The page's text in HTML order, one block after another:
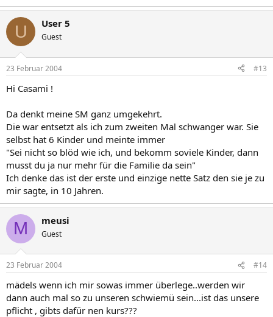
U User 5
Guest
23 Februar 2004 #13
Hi Casami !
Da denkt meine SM ganz umgekehrt.
Die war entsetzt als ich zum zweiten Mal schwanger war. Sie
selbst hat 6 Kinder und meinte immer
"Sei nicht so blöd wie ich, und bekomm soviele Kinder, dann
musst du ja nur mehr für die Familie da sein"
Ich denke das ist der erste und einzige nette Satz den sie je zu
mir sagte, in 10 Jahren.
M meusi
Guest
23 Februar 2004 #14
mädels wenn ich mir sowas immer überlege..werden wir
dann auch mal so zu unseren schwiemü sein...ist das unsere
pflicht , gibts dafür nen kurs???